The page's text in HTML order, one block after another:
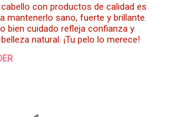
cabello con productos de calidad es
mantenerlo sano, fuerte y brillante.
bien cuidado refleja confianza y
natural. ¡Tu pelo lo merece!